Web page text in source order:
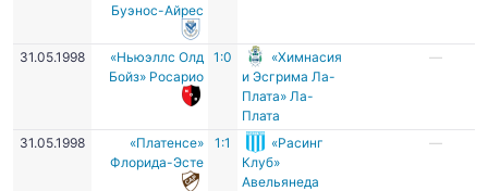
Буэнос-Айрес
31.05.1998
«Ньюэллс Олд
Бойз» Росарио
1:0
«Химнасия
и Эсгрима Ла-
Плата» Ла-
Плата
—
31.05.1998
«Платенсе»
Флорида-Эсте
1:1
«Расинг
Клуб»
Авельянеда
—